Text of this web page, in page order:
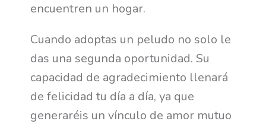
encuentren un hogar.
Cuando adoptas un peludo no solo le
das una segunda oportunidad. Su
capacidad de agradecimiento llenará
de felicidad tu día a día, ya que
generaréis un vínculo de amor mutuo